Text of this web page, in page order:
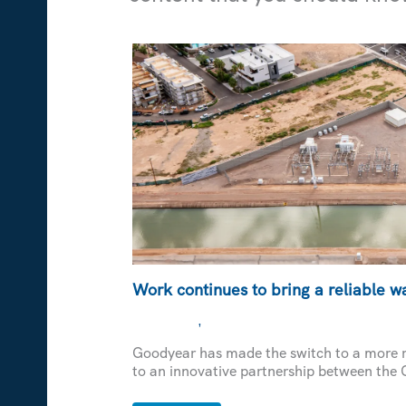
Work continues to bring a reliable
,
Goodyear has made the switch to a
to an innovative partnership between the